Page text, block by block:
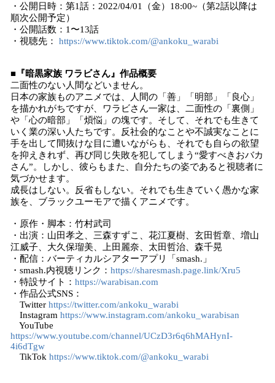
・公開日時：第1話：2022/04/01（金）18:00~（第2話以降は
順次公開予定）
・公開話数：1〜13話
・視聴先： https://www.tiktok.com/@ankoku_warabi
■『暗黒家族 ワラビさん』作品概要
二面性のない人間などいません。
日本の家族ものアニメでは、人間の「善」「明部」「良心」
を描かれがちですが、ワラビさん一家は、二面性の「裏側」
や「心の暗部」「煩悩」の塊です。そして、それでも生きて
いく業の深い人たちです。反社会的なことや不誠実なことに
手を出して間抜けな目に遭いながらも、それでも自らの欲望
を抑えきれず、再び同じ失敗を犯してしまう“愛すべきおバカ
さん”。しかし、彼らもまた、自分たちの姿であると視聴者に
気づかせます。
成長はしない。反省もしない。それでも生きていく愚かな家
族を、ブラックユーモアで描くアニメです。
・原作・脚本：竹村武司
・出演：山田孝之、三森すずこ、花江夏樹、玄田哲章、増山
江威子、大久保瑠美、上田麗奈、太田哲治、森千晃
・配信：バーティカルシアターアプリ「smash.」
・smash.内視聴リンク： https://sharesmash.page.link/Xru5
・特設サイト： https://warabisan.com
・作品公式SNS：
Twitter https://twitter.com/ankoku_warabi
Instagram https://www.instagram.com/ankoku_warabisan
YouTube
https://www.youtube.com/channel/UCzD3r6q6hMAHynI-
4i6dTgw
TikTok https://www.tiktok.com/@ankoku_warabi